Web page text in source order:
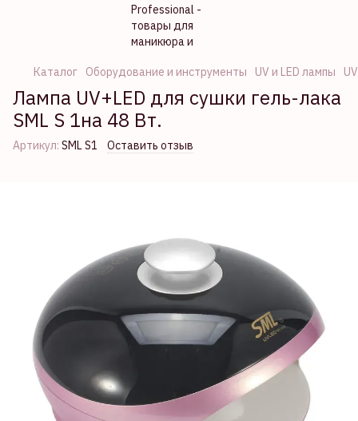
Каталог Оборудование и инструменты UV и LED лампы
Лампа UV+LED для сушки гель-лака
SML S 1на 48 Вт.
Артикул: SML S1 Оставить отзыв